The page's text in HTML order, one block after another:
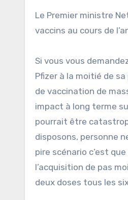
Le Premier ministre
vaccins au cours de
Si vous vous
Pfizer à la moitié de
de vaccination de
impact à long terme
pourrait être
disposons, personne
pire scénario c’est
l’acquisition de pas
deux doses tous les